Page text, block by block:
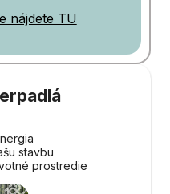
nájdete TU
stavbu
prostredie